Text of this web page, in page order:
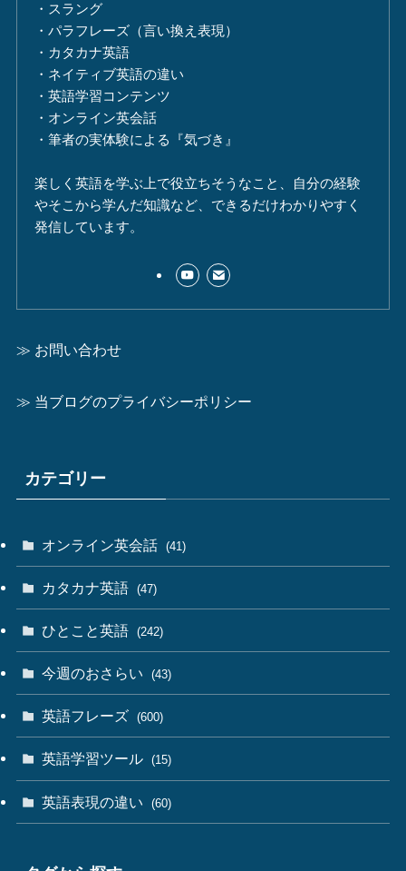
・スラング
・パラフレーズ（言い換え表現）
・カタカナ英語
・ネイティブ英語の違い
・英語学習コンテンツ
・オンライン英会話
・筆者の実体験による『気づき』
楽しく英語を学ぶ上で役立ちそうなこと、自分の経験
やそこから学んだ知識など、できるだけわかりやすく
発信しています。
≫ お問い合わせ
≫ 当ブログのプライバシーポリシー
カテゴリー
オンライン英会話 (41)
カタカナ英語 (47)
ひとこと英語 (242)
今週のおさらい (43)
英語フレーズ (600)
英語学習ツール (15)
英語表現の違い (60)